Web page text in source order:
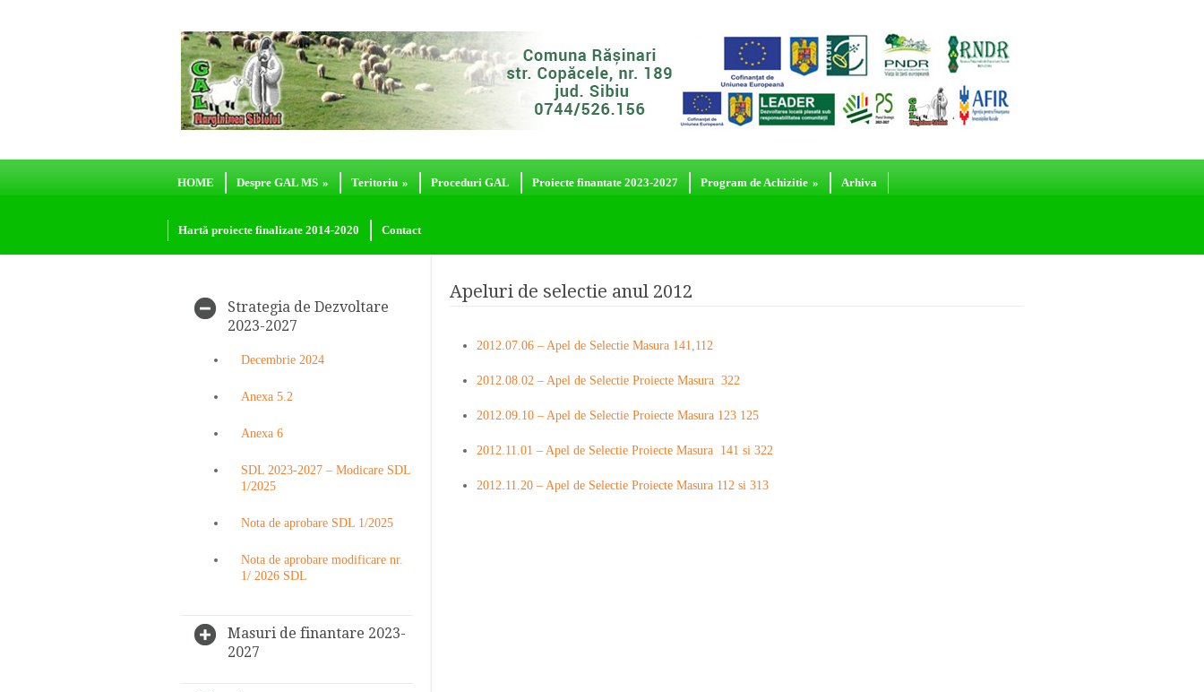
HOME Despre GAL MS » Teritoriu » Proceduri GAL Proiecte finantate 2023-2027 Program de Achizitie » Arhiva
Hartă proiecte finalizate 2014-2020 Contact
Apeluri de selectie anul 2012
2012.07.06 – Apel de Selectie Masura 141,112
2012.08.02 – Apel de Selectie Proiecte Masura  322
2012.09.10 – Apel de Selectie Proiecte Masura 123 125
2012.11.01 – Apel de Selectie Proiecte Masura  141 si 322
2012.11.20 – Apel de Selectie Proiecte Masura 112 si 313
Strategia de Dezvoltare
2023-2027
Decembrie 2024
Anexa 5.2
Anexa 6
SDL 2023-2027 – Modicare SDL
1/2025
Nota de aprobare SDL 1/2025
Nota de aprobare modificare nr.
1/ 2026 SDL
Masuri de finantare 2023-
2027